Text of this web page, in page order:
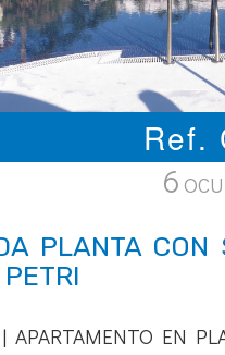
Ref.
6
PLANTA CON
APARTAMENTO EN